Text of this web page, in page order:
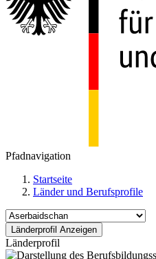
Pfadnavigation
Startseite
Länder und Berufsprofile
Länderprofil